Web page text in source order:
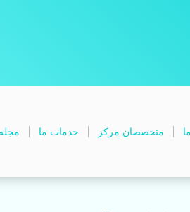
متخصصان مرکز خدمات ما